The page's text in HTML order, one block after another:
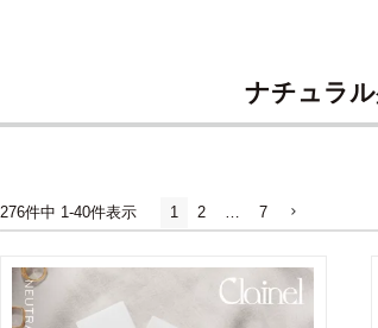
ナチュラ
276件中 1 -40件表示 1 2 … 7